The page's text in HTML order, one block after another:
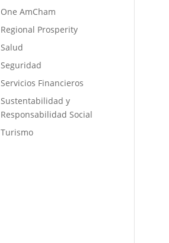
One AmCham
Regional Prosperity
Salud
Seguridad
Servicios Financieros
Sustentabilidad y
Responsabilidad Social
Turismo